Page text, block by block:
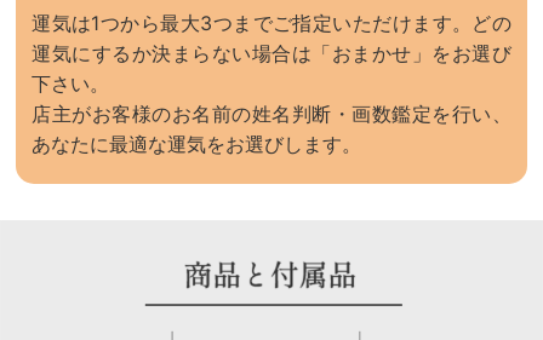
運気は1つから最大3つまでご指定いただけます。どの
運気にするか決まらない場合は「おまかせ」をお選び
下さい。
店主がお客様のお名前の姓名判断・画数鑑定を行い、
あなたに最適な運気をお選びします。